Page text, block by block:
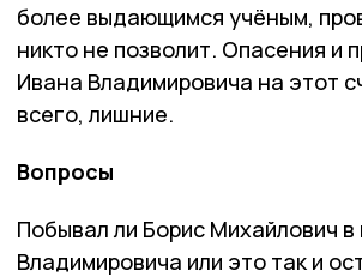
более выдающимся учёным,
никто не позволит. Опасения и
Ивана Владимировича на этот
всего, лишние.
Вопросы
Побывал ли Борис Михайлович в
Владимировича или это так и